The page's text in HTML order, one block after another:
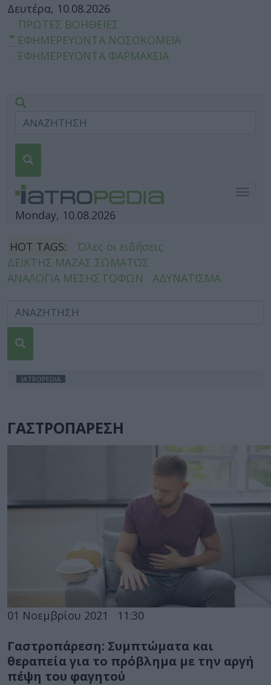
Δευτέρα, 10.08.2026
ΠΡΩΤΕΣ ΒΟΗΘΕΙΕΣ
ΕΦΗΜΕΡΕΥΟΝΤΑ ΝΟΣΟΚΟΜΕΙΑ
ΕΦΗΜΕΡΕΥΟΝΤΑ ΦΑΡΜΑΚΕΙΑ
Monday, 10.08.2026
HOT TAGS:
Όλες οι ειδήσεις
ΔΕΙΚΤΗΣ ΜΑΖΑΣ ΣΩΜΑΤΟΣ
ΑΝΑΛΟΓΙΑ ΜΕΣΗΣ ΓΟΦΩΝ
ΑΔΥΝΑΤΙΣΜΑ
IATROPEDIA
ΓΑΣΤΡΟΠΑΡΕΣΗ
01 Νοεμβρίου 2021 11:30
Γαστροπάρεση: Συμπτώματα και
θεραπεία για το πρόβλημα με την αργή
πέψη του φαγητού